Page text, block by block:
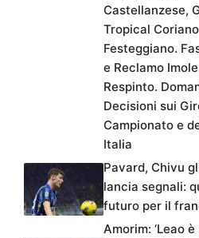
Castellanzese,
Tropical Coriano
Festeggiano.
e Reclamo
Respinto.
Decisioni sui
Campionato e
Italia
Pavard, Chivu
lancia segnali:
futuro per il
Amorim: ‘Leao